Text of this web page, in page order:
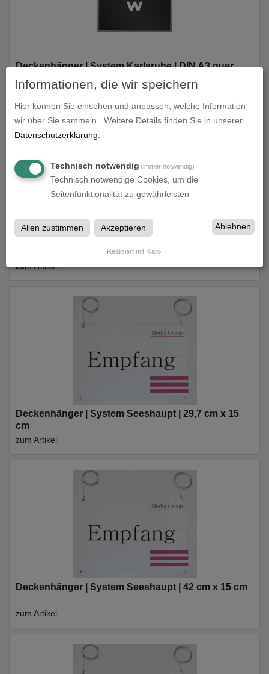
Deckenhänger | System Karlsruhe | DIN A3 quer
Deckenhänger | System Karlsruhe | DIN A4 quer
zum Artikel
Deckenhänger | System Seeshaupt | 29,7 cm x 15
cm
zum Artikel
Deckenhänger | System Seeshaupt | 42 cm x 15 cm
zum Artikel
Informationen, die wir speichern
Hier können Sie einsehen und anpassen, welche Information
wir über Sie sammeln.
Weitere Details finden Sie in unserer
Datenschutzerklärung
Technisch notwendig (immer notwendig)
Technisch notwendige Cookies, um die
Seitenfunktionalität zu gewährleisten
Allen zustimmen Akzeptieren Ablehnen
Realisiert mit Klaro!